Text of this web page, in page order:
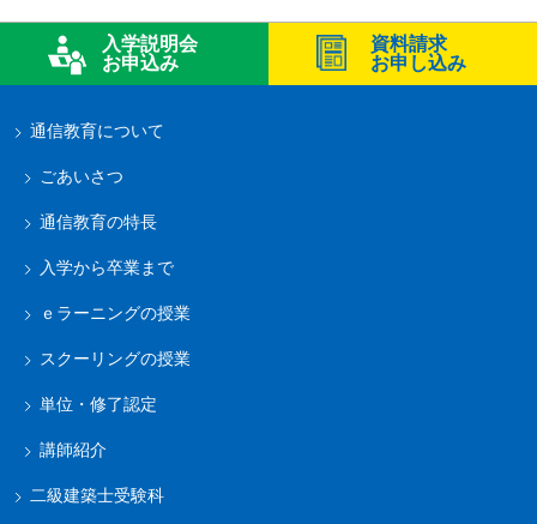
入学説明会
お申込み
資料請求
お申し込み
通信教育について
ごあいさつ
通信教育の特長
入学から卒業まで
ｅラーニングの授業
スクーリングの授業
単位・修了認定
講師紹介
二級建築士受験科